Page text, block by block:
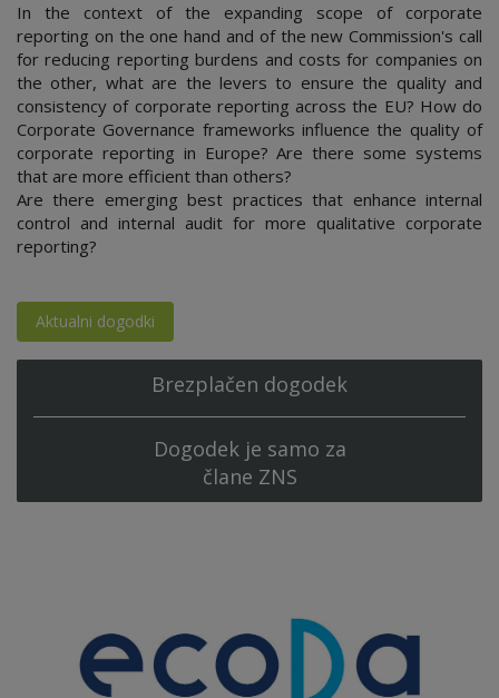
In the context of the expanding scope of corporate
reporting on the one hand and of the new Commission's call
for reducing reporting burdens and costs for companies on
the other, what are the levers to ensure the quality and
consistency of corporate reporting across the EU? How do
Corporate Governance frameworks influence the quality of
corporate reporting in Europe? Are there some systems
that are more efficient than others?
Are there emerging best practices that enhance internal
control and internal audit for more qualitative corporate
reporting?
Aktualni dogodki
Brezplačen dogodek
Dogodek je samo za
člane ZNS